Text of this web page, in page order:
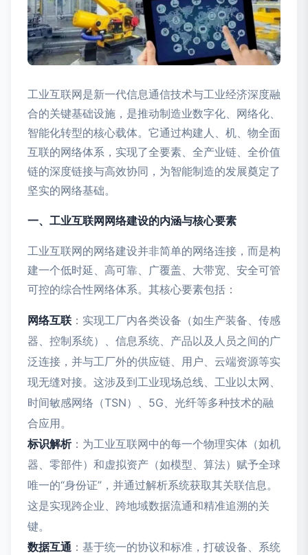
工业互联网是新一代信息通信技术与工业经济深度融
合的关键基础设施，是推动制造业数字化、网络化、
智能化转型的核心载体。它通过构建人、机、物全面
互联的网络体系，实现了全要素、全产业链、全价值
链的深度链接与高效协同，为智能制造的发展奠定了
坚实的网络基础。
一、工业互联网网络建设的内涵与核心要素
工业互联网的网络建设并非简单的网络连接，而是构
建一个低时延、高可靠、广覆盖、大带宽、安全可管
可控的综合性网络体系。其核心要素包括：
网络互联 ：实现工厂内各类设备（如生产装备、传感
器、控制系统）、信息系统、产品以及人员之间的广
泛连接，并与工厂外的供应链、用户、云端资源等实
现无缝对接。这涉及到工业现场总线、工业以太网、
时间敏感网络（TSN）、5G、光纤等多种技术的融
合应用。
标识解析：为工业互联网中的每一个物理实体（如机
器、零部件）和虚拟资产（如模型、算法）赋予全球
唯一的“身份证”，并通过解析系统获取其关联信息。
这是实现跨企业、跨地域数据流通和精准追溯的关
键。
数据互通 ：基于统一的协议和标准，打破设备、系统